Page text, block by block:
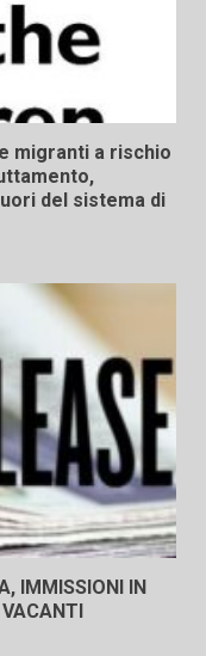
migranti a rischio
del sistema di
IMMISSIONI IN